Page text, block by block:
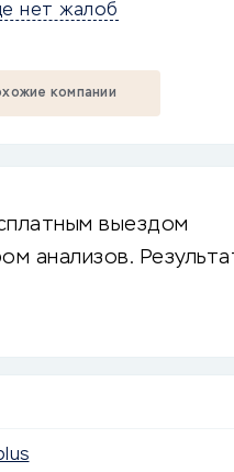
нет жалоб
компании
выездом
анализов.